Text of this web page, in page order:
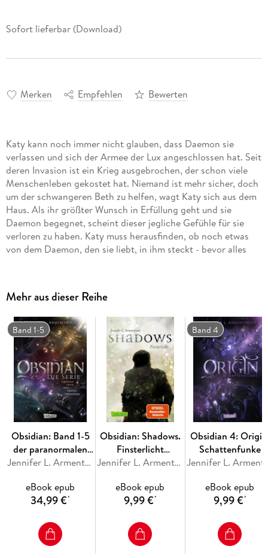
Sofort lieferbar (Download)
Merken Empfehlen Bewerten
Katy kann noch immer nicht glauben, dass Daemon sie
verlassen und sich der Armee der Lux angeschlossen hat. Seit
deren Invasion ist ein Krieg ausgebrochen, der schon viele
Menschenleben gekostet hat. Niemand ist mehr sicher, doch
um der schwangeren Beth zu helfen, wagt Katy sich aus dem
Haus. Als ihr größter Wunsch in Erfüllung geht und sie
Daemon begegnet, scheint dieser jegliche Gefühle für sie
verloren zu haben. Katy muss herausfinden, ob noch etwas
von dem Daemon, den sie liebt, in ihm steckt - bevor alles
Alle Bände der unwiderstehlichen Bestsellerserie:
Obsidian. Schattendunkel
Onyx. Schattenschimmer
Opal. Schattenglanz
Origin. Schattenfunke
Opposition. Schattenblitz
Shadows. Finsterlicht (Prequel)
Alle bisher erschienenen Bände der Spin-off-Serie
»Revenge«:
Revenge. Sternensturm
Rebellion. Schattensturm
Redemption. Nachtsturm
Mehr aus dieser Reihe
Band 1-5
Obsidian: Band 1-5
der paranormalen
Fantasy-Serie imJennifer L. Armentrout
eBook epub
34,99 €*
Obsidian: Shadows.
Finsterlicht
(Obsidian-Prequel)
Jennifer L. Armentrout
eBook epub
9,99 €*
Band 4
Obsidian 4:
Schattenfunke
eBook epub
9,99 €*